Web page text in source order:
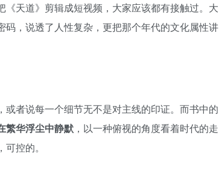
《天道》剪辑成短视频，大家应该都有接触过。大
，说透了人性复杂，更把那个年代的文化属性讲
者说每一个细节无不是对主线的印证。而书中的
繁华浮尘中静默 ，以一种俯视的角度看着时代的走
控的。